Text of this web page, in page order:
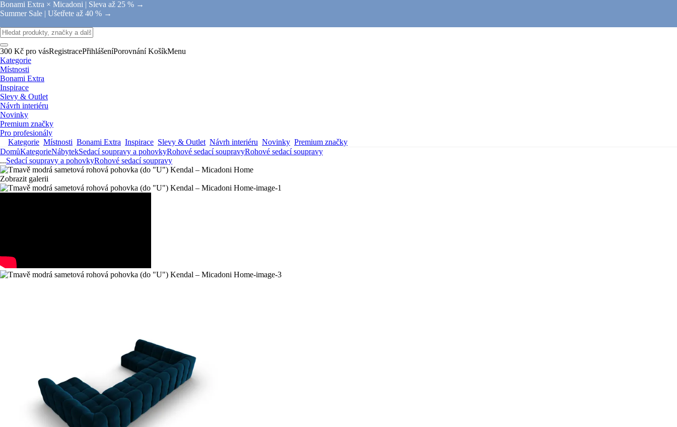
Bonami Extra × Micadoni | Sleva až 25 % →
Summer Sale | Ušetřete až 40 % →
300 Kč pro vásRegistracePřihlášeníPorovnání KošíkMenu
Kategorie
Místnosti
Bonami Extra
Inspirace
Slevy & Outlet
Návrh interiéru
Novinky
Premium značky
Pro profesionály
Kategorie Místnosti Bonami Extra Inspirace Slevy & Outlet Návrh interiéru Novinky Premium značky
DomůKategorieNábytekSedací soupravy a pohovkyRohové sedací soupravyRohové sedací soupravy
...Sedací soupravy a pohovkyRohové sedací soupravy
Zobrazit galerii